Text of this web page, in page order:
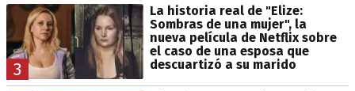
3
La historia real de "Elize:
Sombras de una mujer", la
nueva película de Netflix sobre
el caso de una esposa que
descuartizó a su marido